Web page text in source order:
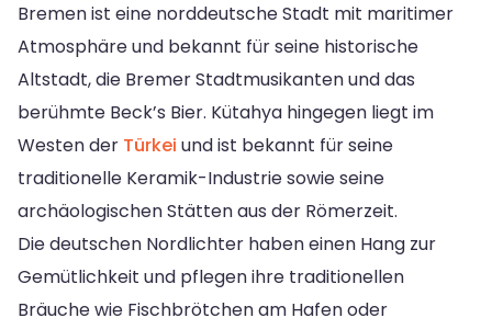
Bremen ist eine norddeutsche Stadt mit maritimer
Atmosphäre und bekannt für seine historische
Altstadt, die Bremer Stadtmusikanten und das
berühmte Beck’s Bier. Kütahya hingegen liegt im
Westen der Türkei und ist bekannt für seine
traditionelle Keramik-Industrie sowie seine
archäologischen Stätten aus der Römerzeit.
Die deutschen Nordlichter haben einen Hang zur
Gemütlichkeit und pflegen ihre traditionellen
Bräuche wie Fischbrötchen am Hafen oder